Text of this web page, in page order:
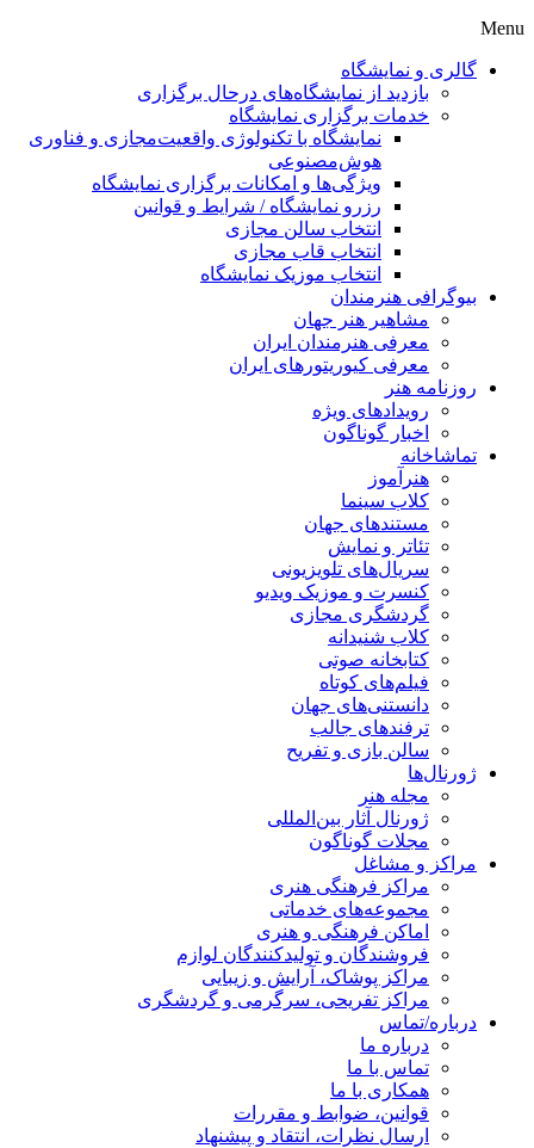
Menu
گالری و نمایشگاه
بازدید از نمایشگاه‌های درحال برگزاری
خدمات برگزاری نمایشگاه
نمایشگاه با تکنولوژی واقعیت‌مجازی و فناوری
هوش‌مصنوعی
ویژگی‌ها و امکانات برگزاری نمایشگاه
رزرو نمایشگاه / شرایط و قوانین
انتخاب سالن مجازی
انتخاب قاب مجازی
انتخاب موزیک نمایشگاه
بیوگرافی هنرمندان
مشاهیر هنر جهان
معرفی هنرمندان ایران
معرفی کیوریتورهای ایران
روزنامه هنر
رویدادهای ویژه
اخبار گوناگون
تماشاخانه
هنرآموز
کلاب سینما
مستندهای جهان
تئاتر و نمایش
سریال‌های تلویزیونی
کنسرت و موزیک ویدیو
گردشگری مجازی
کلاب شنیدانه
کتابخانه صوتی
فیلم‌های کوتاه
دانستنی‌های جهان
ترفندهای جالب
سالن بازی و تفریح
ژورنال‌ها
مجله هنر
ژورنال آثار بین‌المللی
مجلات گوناگون
مراکز و مشاغل
مراکز فرهنگی هنری
مجموعه‌های خدماتی
اماکن فرهنگی و هنری
فروشندگان و تولیدکنندگان لوازم
مراکز پوشاک، آرایش و زیبایی
مراکز تفریحی، سرگرمی و گردشگری
درباره/تماس
درباره ما
تماس با ما
همکاری با ما
قوانین، ضوابط و مقررات
ارسال نظرات، انتقاد و پیشنهاد